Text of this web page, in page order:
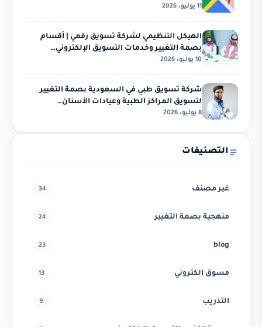
11 يوليو، 2026
الهيكل التنظيمي لشركة تسويق رقمي | أقسام
بصمة التغيير وخدمات التسويق الإلكتروني…
10 يوليو، 2026
شركة تسويق طبي في السعودية بصمة التغيير
لتسويق المراكز الطبية وعيادات الأسنان…
8 يوليو، 2026
التصنيفات
غير مصنف 34
منهجية بصمة التغيير 24
blog
23
مسوق الكتروني 13
التدريب 9